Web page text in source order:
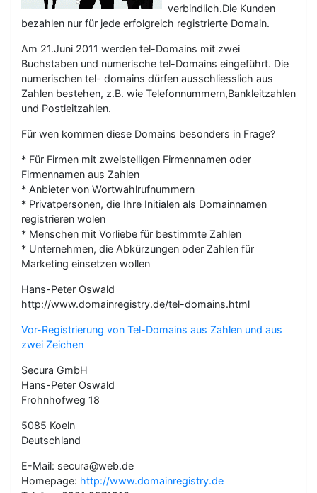
verbindlich.Die Kunden
bezahlen nur für jede erfolgreich registrierte Domain.
Am 21.Juni 2011 werden tel-Domains mit zwei
Buchstaben und numerische tel-Domains eingeführt. Die
numerischen tel- domains dürfen ausschliesslich aus
Zahlen bestehen, z.B. wie Telefonnummern,Bankleitzahlen
und Postleitzahlen.
Für wen kommen diese Domains besonders in Frage?
* Für Firmen mit zweistelligen Firmennamen oder
Firmennamen aus Zahlen
* Anbieter von Wortwahlrufnummern
* Privatpersonen, die Ihre Initialen als Domainnamen
registrieren wolen
* Menschen mit Vorliebe für bestimmte Zahlen
* Unternehmen, die Abkürzungen oder Zahlen für
Marketing einsetzen wollen
Hans-Peter Oswald
http://www.domainregistry.de/tel-domains.html
Vor-Registrierung von Tel-Domains aus Zahlen und aus
zwei Zeichen
Secura GmbH
Hans-Peter Oswald
Frohnhofweg 18
5085 Koeln
Deutschland
E-Mail: secura@web.de
Homepage: http://www.domainregistry.de